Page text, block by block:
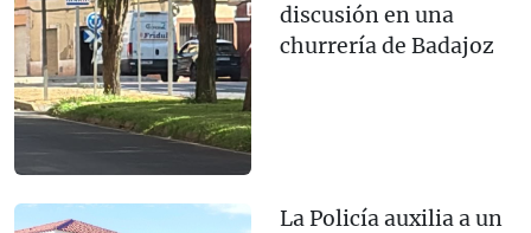
discusión en una
churrería de Badajoz
La Policía auxilia a un